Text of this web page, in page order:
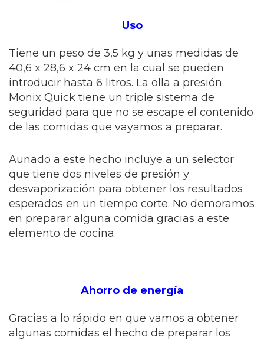
Uso
Tiene un peso de 3,5 kg y unas medidas de
40,6 x 28,6 x 24 cm en la cual se pueden
introducir hasta 6 litros. La olla a presión
Monix Quick tiene un triple sistema de
seguridad para que no se escape el contenido
de las comidas que vayamos a preparar.
Aunado a este hecho incluye a un selector
que tiene dos niveles de presión y
desvaporización para obtener los resultados
esperados en un tiempo corte. No demoramos
en preparar alguna comida gracias a este
elemento de cocina.
Ahorro de energía
Gracias a lo rápido en que vamos a obtener
algunas comidas el hecho de preparar los